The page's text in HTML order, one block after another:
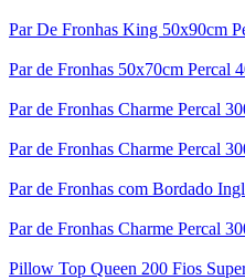
Par De Fronhas King 50x90cm
Par de Fronhas 50x70cm Percal
Par de Fronhas Charme Percal
Par de Fronhas Charme Percal
Par de Fronhas com Bordado
Par de Fronhas Charme Percal
Pillow Top Queen 200 Fios